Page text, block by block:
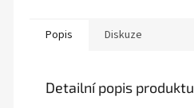
Popis Diskuze
Detailní popis produktu